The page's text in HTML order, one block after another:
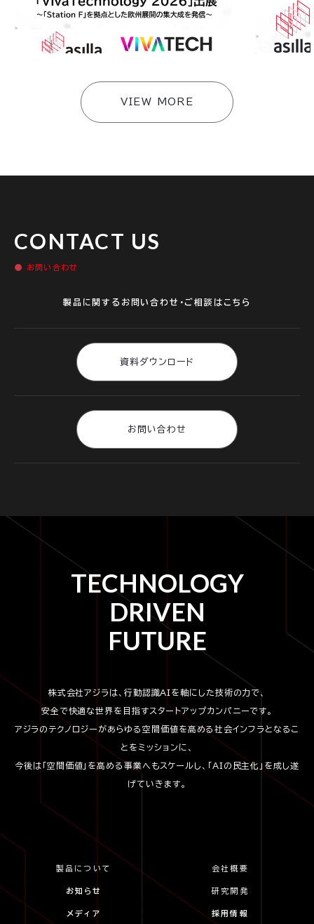
26出展プログラム」採択企業として「Station F」
を拠点とした欧州展開の集大成を発信〜
イベント
た共同開発
イベント
VIEW MORE
CONTACT US
お問い合わせ
製品に関するお問い合わせ・ご相談はこちら
資料ダウンロード
お問い合わせ
TECHNOLOGY
DRIVEN
FUTURE
株式会社アジラは、行動認識AIを軸にした技術の力で、
安全で快適な世界を目指すスタートアップカンパニーです。
アジラのテクノロジーがあらゆる空間価値を高める社会インフラとなるこ
とをミッションに、
今後は「空間価値」を高める事業へもスケールし、「AIの民主化」を成し遂
げていきます。
製品について 会社概要
お知らせ 研究開発
メディア 採用情報